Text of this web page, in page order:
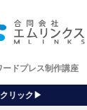
ードプレス制作講座